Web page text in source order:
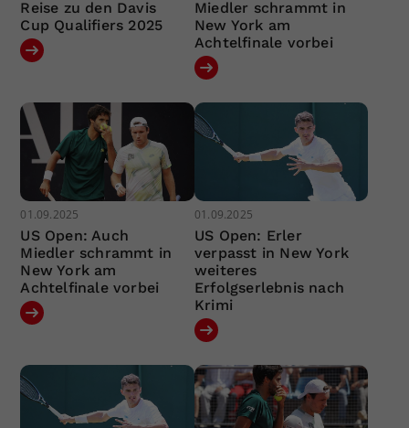
Reise zu den Davis
Cup Qualifiers 2025
Miedler schrammt in
New York am
Achtelfinale vorbei
01.09.2025
US Open: Auch
Miedler schrammt in
New York am
Achtelfinale vorbei
01.09.2025
US Open: Erler
verpasst in New York
weiteres
Erfolgserlebnis nach
Krimi